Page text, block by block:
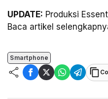
UPDATE: Produksi
Baca artikel
Smartphone